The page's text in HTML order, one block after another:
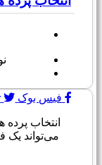
فیس بوک
انتخاب
می‌تواند یک